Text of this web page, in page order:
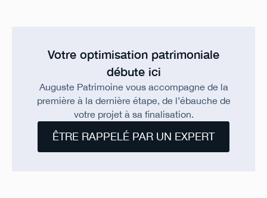
Votre optimisation patrimoniale
débute ici
Auguste Patrimoine vous accompagne de la
première à la dernière étape, de l’ébauche de
votre projet à sa finalisation.
ÊTRE RAPPELÉ PAR UN EXPERT